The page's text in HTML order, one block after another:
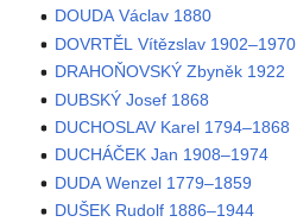
DOUDA Václav 1880
DOVRTĚL Vítězslav 1902–1970
DRAHOŇOVSKÝ Zbyněk 1922
DUBSKÝ Josef 1868
DUCHOSLAV Karel 1794–1868
DUCHÁČEK Jan 1908–1974
DUDA Wenzel 1779–1859
DUŠEK Rudolf 1886–1944